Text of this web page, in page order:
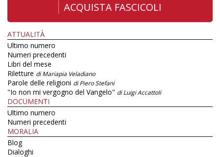
ACQUISTA FASCICOLI
ATTUALITÀ
Ultimo numero
Numeri precedenti
Libri del mese
Riletture di Mariapia Veladiano
Parole delle religioni di Piero Stefani
"Io non mi vergogno del Vangelo" di Luigi Accattoli
DOCUMENTI
Ultimo numero
Numeri precedenti
MORALIA
Blog
Dialoghi